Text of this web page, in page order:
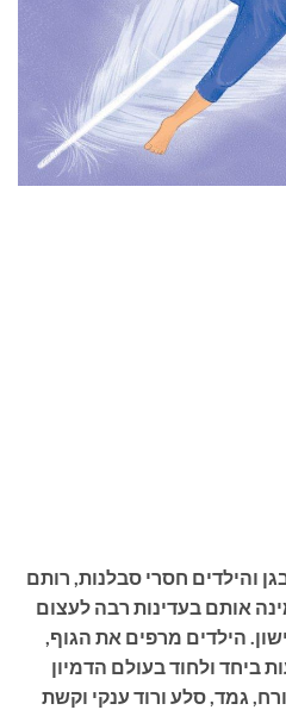
והילדים חסרי סבלנות, רותם
אותם בעדינות רבה לעצום
הילדים מרפים את הגוף,
ביחד ולחוד בעולם הדמיון
גמד, סלע ורוד ענקי וקשת